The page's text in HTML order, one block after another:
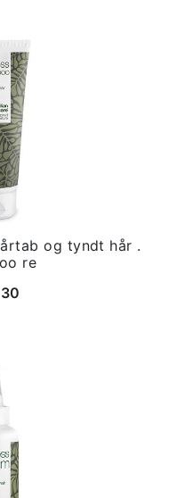
og tyndt hår .
re